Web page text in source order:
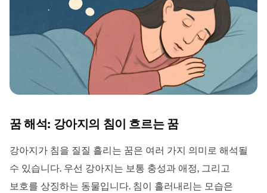
꿈 해석: 강아지의 침이 흐르는 꿈
강아지가 침을 질질 흘리는 꿈은 여러 가지 의미로 해석될
수 있습니다. 우선 강아지는 보통 충성과 애정, 그리고
보호를 상징하는 동물입니다. 침이 흘러내리는 모습은